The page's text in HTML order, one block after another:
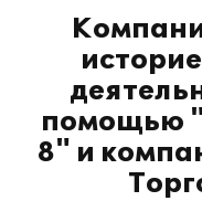
помощью
8" и